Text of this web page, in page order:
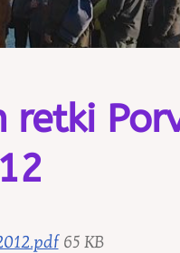
retki
65 KB